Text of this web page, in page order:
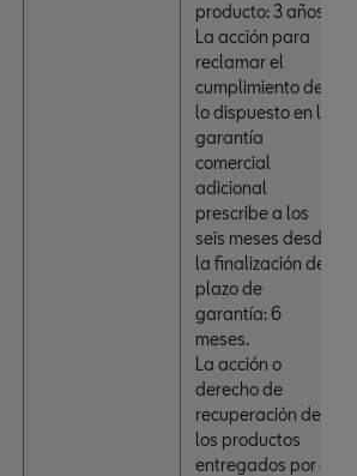
producto: 3 años.
La acción para
reclamar el
cumplimiento de
lo dispuesto en la
garantía
comercial
adicional
prescribe a los
seis meses desde
la finalización del
plazo de
garantía: 6
meses.
La acción o
derecho de
recuperación de
los productos
entregados por el